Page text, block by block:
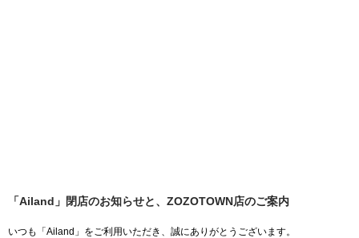
「Ailand」閉店のお知らせと、ZOZOTOWN店のご案内
いつも「Ailand」をご利用いただき、誠にありがとうございます。